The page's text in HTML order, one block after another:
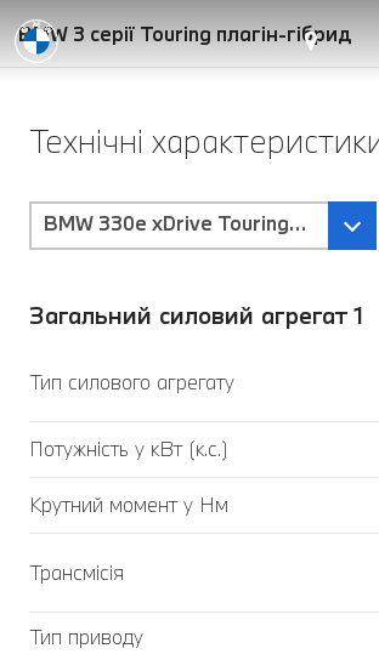
BMW 3 серії Touring плагін-гібрид
Технічні
BMW 330e xDrive Touring-
Загальний силовий агрегат 1
Тип силового агрегату
Потужність у кВт (к.с.)
Крутний момент у Нм
Трансмісія
Тип приводу